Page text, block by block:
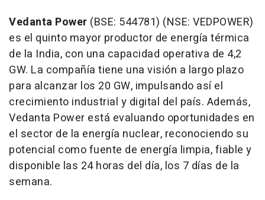
Vedanta Power (BSE: 544781) (NSE: VEDPOWER)
es el quinto mayor productor de energía térmica
de la India, con una capacidad operativa de 4,2
GW. La compañía tiene una visión a largo plazo
para alcanzar los 20 GW, impulsando así el
crecimiento industrial y digital del país. Además,
Vedanta Power está evaluando oportunidades en
el sector de la energía nuclear, reconociendo su
potencial como fuente de energía limpia, fiable y
disponible las 24 horas del día, los 7 días de la
semana.